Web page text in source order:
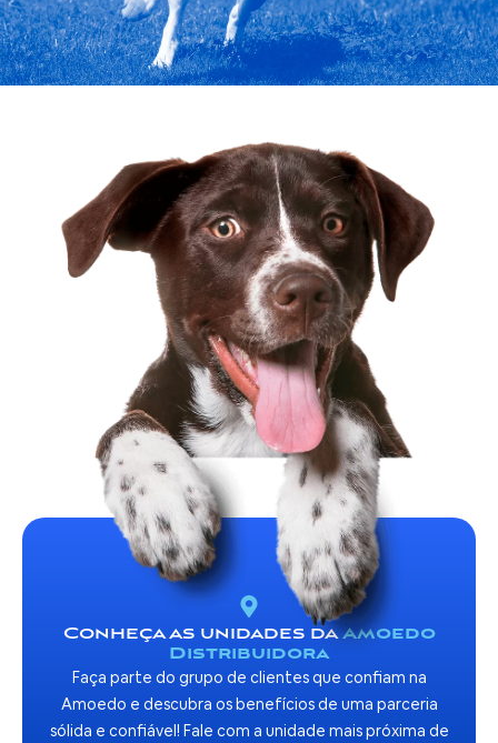
Conheça as unidades daAmoedo
Distribuidora
Faça parte do grupo de clientes que confiam na
Amoedo e descubra os benefícios de uma parceria
sólida e confiável! Fale com a unidade mais próxima de